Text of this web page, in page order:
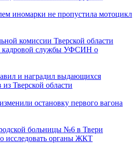
иномарки не пропустила мотоцикл
комиссии Тверской области
кадровой службы УФСИН о
и наградил выдающихся
Тверской области
остановку первого вагона
больницы №6 в Твери
исследовать органы ЖКТ